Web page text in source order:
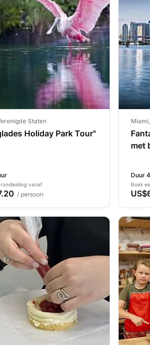
Staten
Holiday Park Tour"
vanaf
/ persoon
met
Duur
Boek